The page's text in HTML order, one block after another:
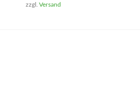
zzgl. Versand